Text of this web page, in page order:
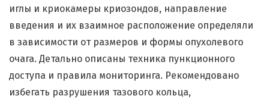
иглы и криокамеры криозондов, направление
введения и их взаимное расположение определяли
в зависимости от размеров и формы опухолевого
очага. Детально описаны техника пункционного
доступа и правила мониторинга. Рекомендовано
избегать разрушения тазового кольца,